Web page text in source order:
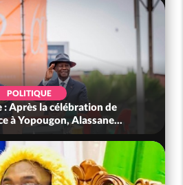
POLITIQUE
Après la célébration de
à Yopougon, Alassane...